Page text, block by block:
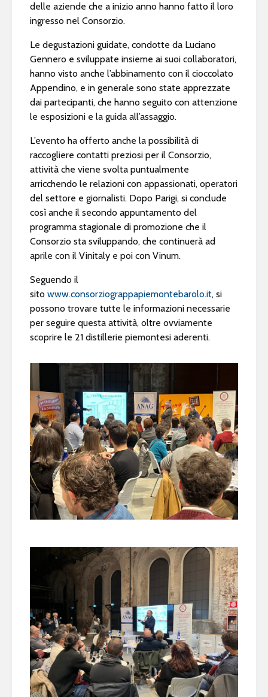
delle aziende che a inizio anno hanno fatto il loro
ingresso nel Consorzio.
Le degustazioni guidate, condotte da Luciano
Gennero e sviluppate insieme ai suoi collaboratori,
hanno visto anche l’abbinamento con il cioccolato
Appendino, e in generale sono state apprezzate
dai partecipanti, che hanno seguito con attenzione
le esposizioni e la guida all’assaggio.
L’evento ha offerto anche la possibilità di
raccogliere contatti preziosi per il Consorzio,
attività che viene svolta puntualmente
arricchendo le relazioni con appassionati, operatori
del settore e giornalisti. Dopo Parigi, si conclude
così anche il secondo appuntamento del
programma stagionale di promozione che il
Consorzio sta sviluppando, che continuerà ad
aprile con il Vinitaly e poi con Vinum.
Seguendo il
sito www.consorziograppapiemontebarolo.it, si
possono trovare tutte le informazioni necessarie
per seguire questa attività, oltre ovviamente
scoprire le 21 distillerie piemontesi aderenti.